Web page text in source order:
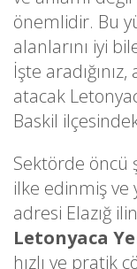
önemlidir. Bu
alanlarını iyi
İşte
atacak
Baskil
Sektörde öncü
ilke edinmiş ve
adresi Elazığ
Letonyaca
hızlı ve pratik